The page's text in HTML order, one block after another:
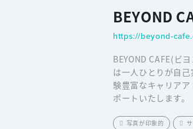
BEYOND
https://beyond-
BEYOND CAFE(ビ
は一人ひとりが自
験豊富なキャリア
ポートいたします。
写真が印象的